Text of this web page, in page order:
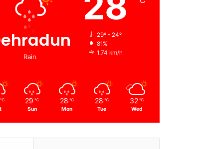
Rain
29º - 24º
81%
1.74 km/h
℃ 29 ℃
Sun
28 ℃
Mon
28 ℃
Tue
32 ℃
Wed